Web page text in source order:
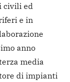
civili ed
e in
anno
media
di impianti